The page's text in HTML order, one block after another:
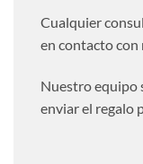
Cualquier
en contacto con
Nuestro equipo
enviar el regalo